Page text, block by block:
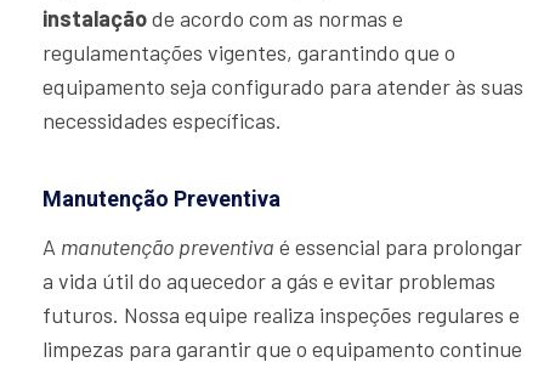
instalaçãode acordo com as normas e
regulamentações vigentes, garantindo que o
equipamento seja configurado para atender às suas
necessidades específicas.
Manutenção Preventiva
A manutenção preventiva é essencial para prolongar
a vida útil do aquecedor a gás e evitar problemas
futuros. Nossa equipe realiza inspeções regulares e
limpezas para garantir que o equipamento continue